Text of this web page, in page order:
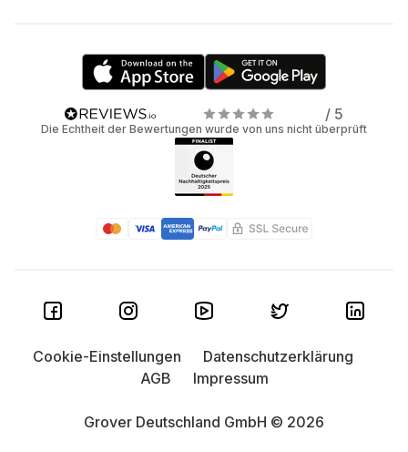
/ 5
Die Echtheit der Bewertungen wurde von uns nicht überprüft
Grover Deutschland GmbH © 2026
Cookie-Einstellungen
Datenschutzerklärung
AGB
Impressum